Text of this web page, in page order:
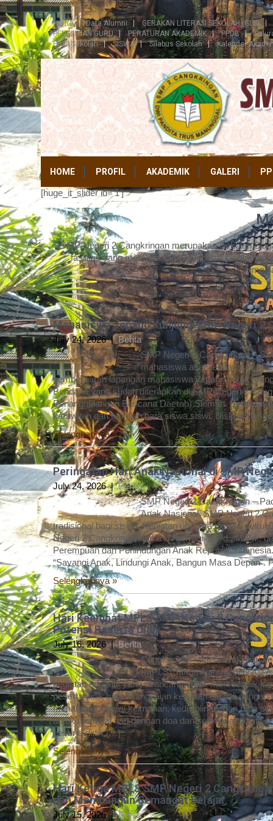
Home Data Alumni GERAKAN LITERASI SEKOLAH (GLS)
PENELITIAN GURU
PERATURAN AKADEMIK PPDB
Profil Sekolah
SISWA Silabus Sekolah Kalender
HOME PROFIL AKADEMIK GALERI
[huge_it_slider id='1']
SMP Negeri 2 Cangkringan merupakan Sekolah
fasilitas yang memadai. SMP Negeri 2
Mahasiswa Jepang Kunjungi SMP Negeri 2
July 24, 2026 |Berita
SMP Negeri 2 Cangkringan –
mahasiswa asal Jepang pada
pembelajaran lapangan mahasiswa Jepang untuk
Bencana yang sudah diterapkan di SMP Negeri 2
Penanggulangan Bencana Daerah) Sleman. Sebelum
karawitan dan tari oleh para siswa siswi. Diskusi
Selengkapnya »
Peringatan Hari Anak Nasional di SMP
July 24, 2026 |Berita
SMP Negeri 2 Cangkringan –
Anak Nasional, SMP Negeri 2
tradisional bagi siswa. Kegiatan upacara dimulai pukul
Negeri 2 Cangkringan Ibu Evi Apriyani, S.Pd., M.Pd.,
Perempuan dan Perlindungan Anak Republik
“Sayangi Anak, Lindungi Anak, Bangun Masa Depan”.
Selengkapnya »
Hari Keempat MPLS SMP Negeri 2
Potensi Peserta Didik
July 16, 2026 |Berita
Cangkringan – Memasuki hari
(MPLS) Tahun Ajaran 2026/
kegiatan edukatif yang dirancang untuk membentuk
peserta didik baru. Rangkaian kegiatan diawali
menanamkan nilai keimanan, kedisiplinan, dan rasa
untuk memulai hari dengan doa dan semangat positif
peserta didik […]
Selengkapnya »
Hari Ketiga MPLS SMP Negeri 2
dan Membangun Semangat Belajar
July 15, 2026 |Berita